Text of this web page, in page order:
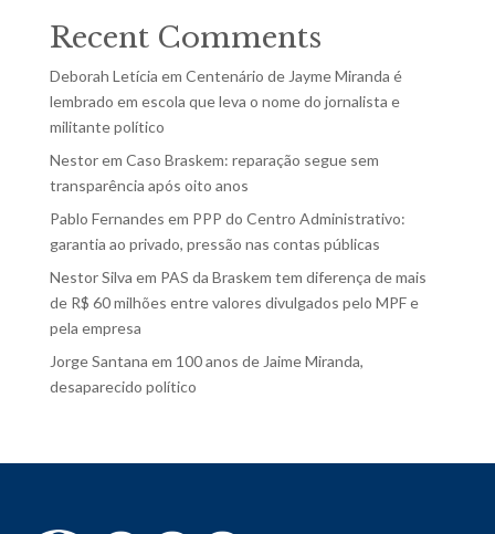
Recent Comments
Deborah Letícia em Centenário de Jayme Miranda é
lembrado em escola que leva o nome do jornalista e
militante político
Nestorem Caso Braskem: reparação segue sem
transparência após oito anos
Pablo Fernandes em PPP do Centro Administrativo:
garantia ao privado, pressão nas contas públicas
Nestor Silva em PAS da Braskem tem diferença de mais
de R$ 60 milhões entre valores divulgados pelo MPF e
pela empresa
Jorge Santana em 100 anos de Jaime Miranda,
desaparecido político